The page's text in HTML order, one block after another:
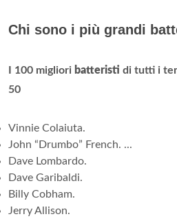
Chi sono i più grandi
I 100 migliori batteristi di tutti i
50
Vinnie Colaiuta.
John “Drumbo” French. ...
Dave Lombardo.
Dave Garibaldi.
Billy Cobham.
Jerry Allison.